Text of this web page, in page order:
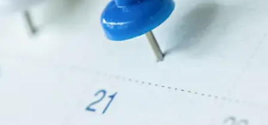
養成校のご案内
OT作品のご紹介
約 ブロック活動紹介
組織図・委員会